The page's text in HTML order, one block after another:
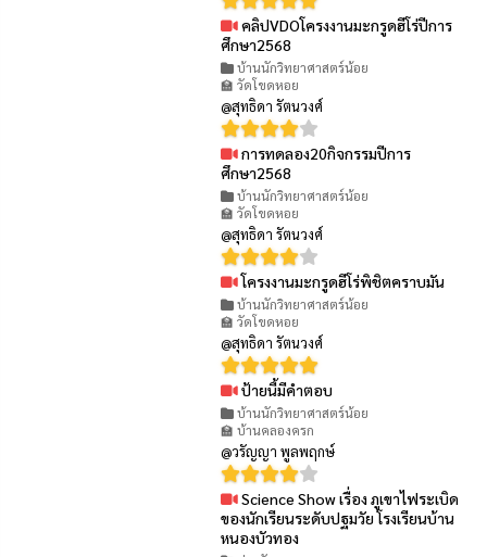
คลิปVDOโครงงานมะกรูดฮีโร่ปีการ
ศึกษา2568
บ้านนักวิทยาศาสตร์น้อย
🏫 วัดโขดหอย
@สุทธิดา รัตนวงศ์
การทดลอง20กิจกรรมปีการ
ศึกษา2568
บ้านนักวิทยาศาสตร์น้อย
🏫 วัดโขดหอย
@สุทธิดา รัตนวงศ์
โครงงานมะกรูดฮีโร่พิชิตคราบมัน
บ้านนักวิทยาศาสตร์น้อย
🏫 วัดโขดหอย
@สุทธิดา รัตนวงศ์
ป้ายนี้มีคำตอบ
บ้านนักวิทยาศาสตร์น้อย
🏫 บ้านคลองครก
@วรัญญา พูลพฤกษ์
Science Show เรื่อง ภูเขาไฟระเบิด
ของนักเรียนระดับปฐมวัย โรงเรียนบ้าน
หนองบัวทอง